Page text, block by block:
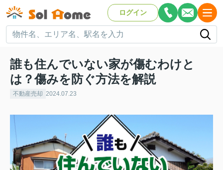
ログイン
誰も住んでいない家が傷むわけと
は？傷みを防ぐ方法を解説
不動産売却 2024.07.23